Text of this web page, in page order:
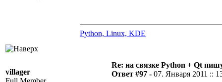
Python, Linux, KDE
villager
Re: на связке Python + Qt
Ответ #97 - 07. Января 2011 ::